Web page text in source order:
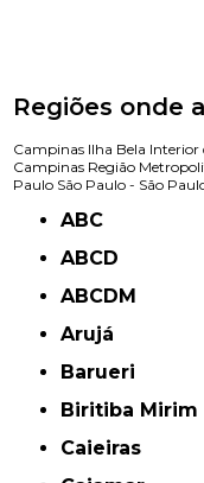
Regiões onde
Campinas Ilha Bela Interior
Campinas Região
Paulo São Paulo - São
ABC
ABCD
ABCDM
Arujá
Barueri
Biritiba Mirim
Caieiras